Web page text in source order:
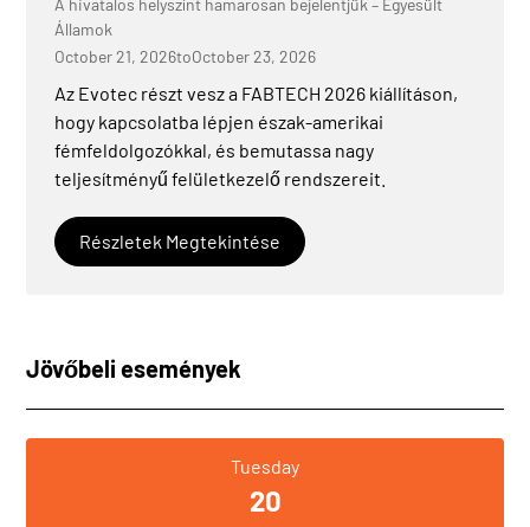
A hivatalos helyszínt hamarosan bejelentjük – Egyesült
Államok
October 21, 2026toOctober 23, 2026
Az Evotec részt vesz a FABTECH 2026 kiállításon,
hogy kapcsolatba lépjen észak-amerikai
fémfeldolgozókkal, és bemutassa nagy
teljesítményű felületkezelő rendszereit.
Részletek Megtekintése
Jövőbeli események
Tuesday
20